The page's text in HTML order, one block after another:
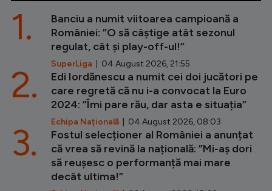
Banciu a numit viitoarea campioană a
României: ”O să câștige atât sezonul
regulat, cât și play-off-ul!”
SuperLiga | 04 August 2026, 21:55
1.
Edi Iordănescu a numit cei doi jucători pe
care regretă că nu i-a convocat la Euro
2024: ”Îmi pare rău, dar asta e situația”
Echipa Națională | 04 August 2026, 08:03
2.
Fostul selecționer al României a anunțat
că vrea să revină la națională: ”Mi-aș dori
să reușesc o performanță mai mare
decât ultima!”
3.